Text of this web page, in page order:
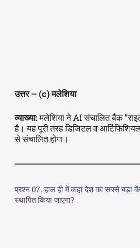
उत्तर – (c) मलेशिया
व्याख्या:मलेशिया ने AI संचालित बैंक
है। यह पूरी तरह डिजिटल व
से संचालित होगा।
प्रश्न 07. हाल ही में कहां देश का सबसे बड़ा
स्थापित किया जाएगा?